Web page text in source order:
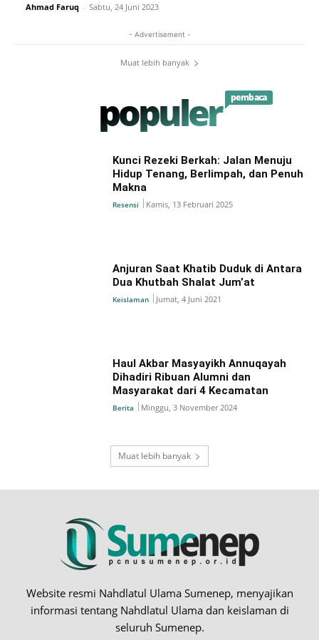
Ahmad Faruq - Sabtu, 24 Juni 2023
- Advertisement -
Muat lebih banyak
populer pembaca
Kunci Rezeki Berkah: Jalan Menuju
Hidup Tenang, Berlimpah, dan Penuh
Makna
Resensi Kamis, 13 Februari 2025
Anjuran Saat Khatib Duduk di Antara
Dua Khutbah Shalat Jum’at
Keislaman Jumat, 4 Juni 2021
Haul Akbar Masyayikh Annuqayah
Dihadiri Ribuan Alumni dan
Masyarakat dari 4 Kecamatan
Berita Minggu, 3 November 2024
Muat lebih banyak
Website resmi Nahdlatul Ulama Sumenep, menyajikan
informasi tentang Nahdlatul Ulama dan keislaman di
seluruh Sumenep.